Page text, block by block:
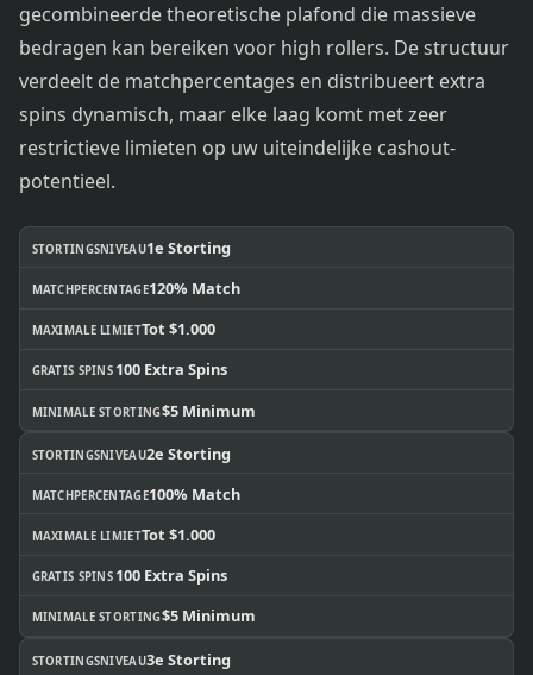
gecombineerde theoretische plafond die massieve
bedragen kan bereiken voor high rollers. De structuur
verdeelt de matchpercentages en distribueert extra
spins dynamisch, maar elke laag komt met zeer
restrictieve limieten op uw uiteindelijke cashout-
potentieel.
STORTINGSNIVEAU1e Storting
MATCHPERCENTAGE120% Match
MAXIMALE LIMIETTot $1.000
GRATIS SPINS 100 Extra Spins
MINIMALE STORTING$5 Minimum
STORTINGSNIVEAU2e Storting
MATCHPERCENTAGE100% Match
MAXIMALE LIMIETTot $1.000
GRATIS SPINS 100 Extra Spins
MINIMALE STORTING$5 Minimum
STORTINGSNIVEAU3e Storting